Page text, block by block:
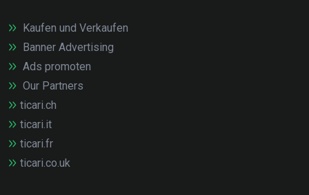
Kaufen und Verkaufen
Banner Advertising
Ads promoten
Our Partners
ticari.ch
ticari.it
ticari.fr
ticari.co.uk